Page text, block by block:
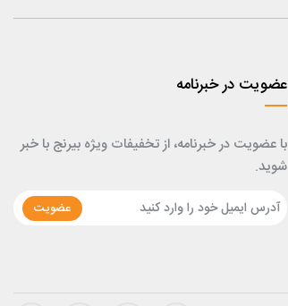
عضویت در خبرنامه
با عضویت در خبرنامه، از تخفیفات ویژه بیرنج با خبر
شوید.